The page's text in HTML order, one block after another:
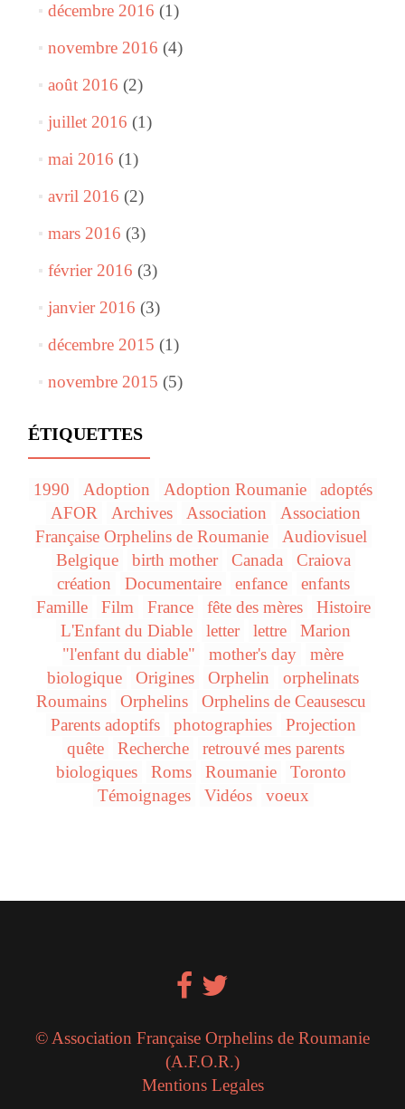
décembre 2016 (1)
novembre 2016 (4)
août 2016 (2)
juillet 2016 (1)
mai 2016 (1)
avril 2016 (2)
mars 2016 (3)
février 2016 (3)
janvier 2016 (3)
décembre 2015 (1)
novembre 2015 (5)
ÉTIQUETTES
1990 Adoption Adoption Roumanie
adoptés
AFOR
Archives Association
Association
Française Orphelins de Roumanie
Audiovisuel
Belgique
birth mother Canada
Craiova
création
Documentaire enfance
enfants
Famille
Film France fête des mères
Histoire
L'Enfant du Diable
letter lettre
Marion
"l'enfant du diable"
mother's day
mère
biologique
Origines Orphelin
orphelinats
Roumains
Orphelins
Orphelins de Ceausescu
Parents adoptifs
photographies
Projection
quête
Recherche
retrouvé mes parents
biologiques
Roms Roumanie
Toronto
Témoignages
Vidéos voeux
© Association Française Orphelins de Roumanie
(A.F.O.R.)
Mentions Legales